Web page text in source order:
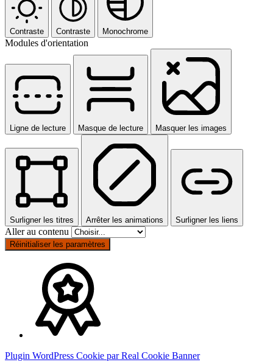
Contraste Contraste Monochrome
Modules d'orientation
Ligne de lecture Masque de lecture Masquer les images
Surligner les titres Arrêter les animations Surligner les liens
Aller au contenu
Réinitialiser les paramètres
Plugin WordPress Cookie par Real Cookie Banner